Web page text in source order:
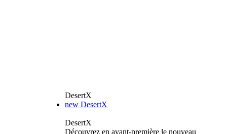
DesertX
new DesertX
DesertX
Découvrez en avant-première le nouveau